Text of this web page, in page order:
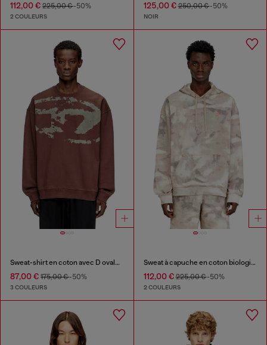
112,00 € 225,00 €-50%
2 COULEURS
125,00 €250,00 €-50%
NOIR
Sweat-shirt en coton avec D ovale floqué
87,00 € 175,00 €-50%
3 COULEURS
Sweat à capuche en coton biologique à imprimé camouflage
112,00 €225,00 €-50%
2 COULEURS